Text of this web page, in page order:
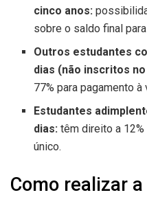
cinco anos:
sobre o saldo final
Outros estudantes
dias (não inscritos
77% para pagamento à
Estudantes
dias: têm direito a
único.
Como realizar